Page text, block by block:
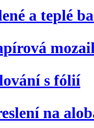
a teplé
s fólií
na